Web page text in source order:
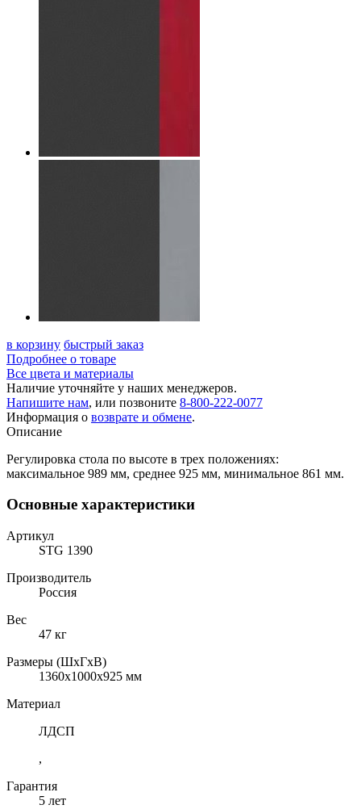
в корзину быстрый заказ
Подробнее о товаре
Все цвета и материалы
Наличие уточняйте у наших менеджеров.
Напишите нам, или позвоните 8-800-222-0077
Информация о возврате и обмене.
Описание
Регулировка стола по высоте в трех положениях:
максимальное 989 мм, среднее 925 мм, минимальное 861 мм.
Основные характеристики
Артикул
STG 1390
Производитель
Россия
Вес
47 кг
Размеры (ШхГхВ)
1360x1000x925 мм
Материал
ЛДСП
,
Гарантия
5 лет